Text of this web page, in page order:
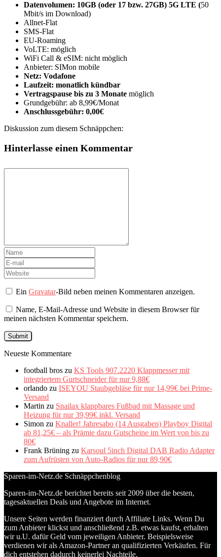
Datenvolumen: 10GB (oder 17 bzw. 27GB) 5G LTE (50
Mbit/s im Download)
Allnet-Flat
SMS-Flat
EU-Roaming
VoLTE: möglich
WiFi Call & eSIM: nicht möglich
Anbieter: SIMon mobile
Netz: Vodafone
Laufzeit: monatlich kündbar
Vertragspause bis zu 3 Monate möglich
Grundgebühr: ab 8,99€/Monat
Anschlussgebühr: 0,00€
Diskussion zum diesem Schnäppchen:
Hinterlasse einen Kommentar
EinGravatar-Bild neben meinen Kommentaren anzeigen.
Name, E-Mail-Adresse und Website in diesem Browser für
meinen nächsten Kommentar speichern.
Neueste Kommentare
football bros zu KS Tools 907.2220 Klappmesser mit
integriertem Gurtschneider für nur 9,88€
orlando zu ISEYOU Staubgebläse für nur 14,99€ bei Prime-
Versand
Martin zu Snailax klappbares Fußbad mit Massage und
Heizung für nur 39,99€ inkl. Versand
Simon zu Knaller! Jahresabo (14 Ausgaben) Playboy Digital
ab 81,25€ – als Prämie dazu Gutscheine im Wert von bis zu
80€
Frank Brüning zu Karsoul 5inch Digital DAB Radio Adapter
zum Aufrüsten von Auto-Radios für nur 89,90€
Sparen-im-Netz.de Schnäppchenblog
Sparen-im-Netz.de berichtet bereits seit 2009 über die besten,
tagesaktuellen Deals und Angebote im Internet.
Unsere Seiten werden finanziert durch Affiliate Links. Wenn Du
zum Anbieter klickst und anschließend z.B. etwas kaufst, erhalten
wir u.U. dafür Geld vom jeweiligen Anbieter. Beispielsweise
verdienen wir als Amazon-Partner an qualifizierten Verkäufen. Für
dich entstehen dadurch keinerlei Nachteile.